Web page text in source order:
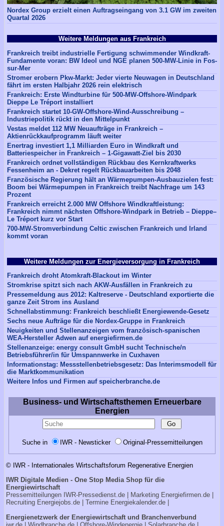
Weitere Meldungen zur Energieversorgung in Frankreich
Frankreich droht Atomkraft-Blackout im Winter
Stromkrise spitzt sich nach AKW-Ausfällen in Frankreich zu
Pressemeldung aus 2012: Kaltreserve - Deutschland exportierte die
ganze Zeit Strom ins Ausland
Schnellabstimmung: Frankreich beschließt Energiewende-Gesetz
Sechs neue Aufträge für die Nordex-Gruppe in Frankreich
Neuigkeiten und Stellenanzeigen vom französisch-spanischen
WEA-Hersteller Adwen auf energiefirmen.de
Stellenanzeige: energy consult GmbH sucht Technische/n
Betriebsführer/in für Umspannwerke in Cuxhaven
Informationstag: Messstellenbetriebsgesetz: Das Interimsmodell für
die Marktkommunikation
Weitere Infos und Firmen auf speicherbranche.de
Nordex Group erzielt einen Auftragseingang von 3.1 GW im zweiten
Quartal 2026
Weitere Meldungen aus Frankreich
Frankreich treibt industrielle Fertigung schwimmender Windkraft-
Fundamente voran: BW Ideol und NGE planen 500-MW-Linie in Fos-
sur-Mer
Stromer erobern Pkw-Markt: Jeder vierte Neuwagen in Deutschland
fährt im ersten Halbjahr 2026 rein elektrisch
Frankreich: Erste Windturbine für 500-MW-Offshore-Windpark
Dieppe Le Tréport installiert
Frankreich startet 10-GW-Offshore-Wind-Ausschreibung –
Industriepolitik rückt in den Mittelpunkt
Vestas meldet 112 MW Neuaufträge in Frankreich –
Aktienrückkaufprogramm läuft weiter
Enertrag investiert 1,1 Milliarden Euro in Windkraft und
Batteriespeicher in Frankreich – 1-Gigawatt-Ziel bis 2030
Frankreich ordnet vollständigen Rückbau des Kernkraftwerks
Fessenheim an - Dekret regelt Rückbauarbeiten bis 2048
Französische Regierung hält an Wärmepumpen-Ausbauzielen fest:
Boom bei Wärmepumpen in Frankreich treibt Nachfrage um 143
Prozent
Frankreich erreicht 2.000 MW Offshore Windkraftleistung:
Frankreich nimmt nächsten Offshore-Windpark in Betrieb – Dieppe–
Le Tréport kurz vor Start
700-MW-Stromverbindung Celtic zwischen Frankreich und Irland
kommt voran
Business- und Wirtschaftsthemen Erneuerbare
Energien
Suche in IWR - Newsticker Original-Pressemitteilungen
© IWR - Internationales Wirtschaftsforum Regenerative Energien
IWR Digitale Medien - One Stop Media Shop für die
Energiewirtschaft
Pressemitteilungen IWR-Pressedienst.de | Marketing Energiefirmen.de
Recruiting Energiejobs.de | Termine Energiekalender.de
Energienetzwerk der Energiewirtschaft und Branchenverbund